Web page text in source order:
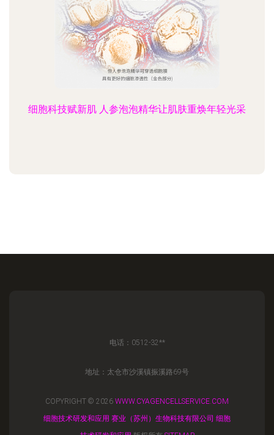
细胞科技赋新肌 人参泡泡精华让肌肤重焕年轻光采
电话：0512-32**
地址：太仓市沙溪镇振溪路69号
COPYRIGHT © 2026 WWW.CYAGENCELLSERVICE.COM
细胞技术研发和应用 赛业（苏州）生物科技有限公司 细胞